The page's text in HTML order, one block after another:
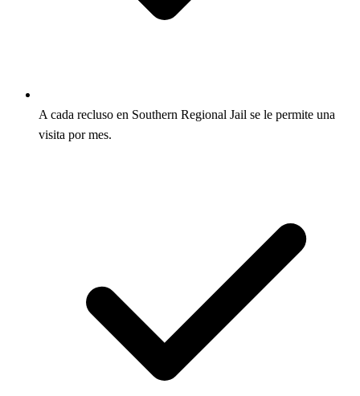
A cada recluso en Southern Regional Jail se le permite una
visita por mes.